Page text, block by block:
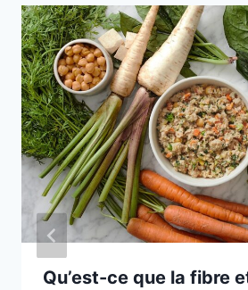
Qu’est-ce que la fibre